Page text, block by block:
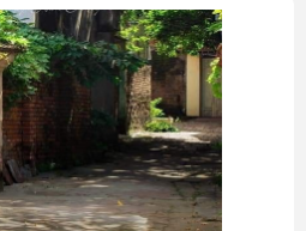
sự nhẫn nại và một niềm tin cũ kỹ rằng: dẫu
quay về.